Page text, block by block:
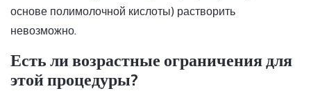
основе полимолочной кислоты) растворить
невозможно.
Есть ли возрастные ограничения для
этой процедуры?